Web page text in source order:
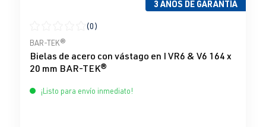
3 AÑOS DE GARANTÍA
Calificación promedio de 0 de 5 estrellas
(0)
BAR-TEK®
Bielas de acero con vástago en I VR6 & V6 164 x
20 mm BAR-TEK®
¡Listo para envío inmediato!